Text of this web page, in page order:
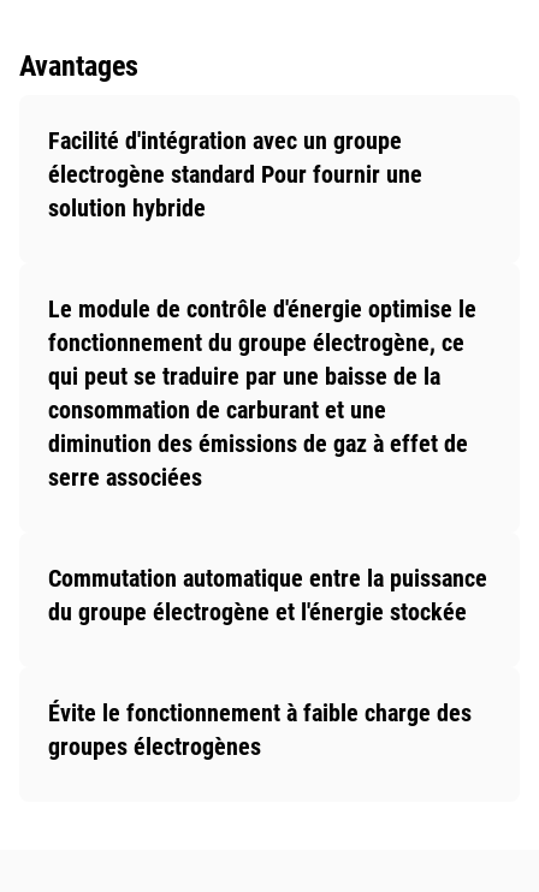
Avantages
Facilité d'intégration avec un groupe
électrogène standard Pour fournir une
solution hybride
Le module de contrôle d'énergie optimise le
fonctionnement du groupe électrogène, ce
qui peut se traduire par une baisse de la
consommation de carburant et une
diminution des émissions de gaz à effet de
serre associées
Commutation automatique entre la puissance
du groupe électrogène et l'énergie stockée
Évite le fonctionnement à faible charge des
groupes électrogènes